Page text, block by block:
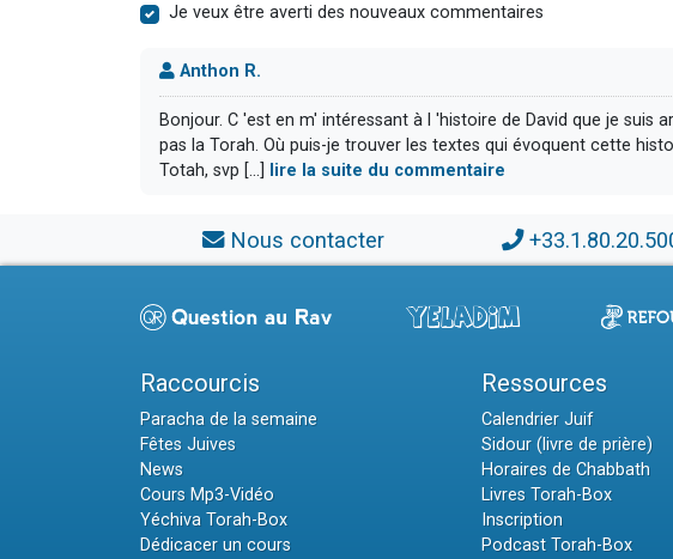
Je veux être averti des nouveaux commentaires
Anthon R.
Bonjour. C 'est en m' intéressant à l 'histoire de David que je suis
pas la Torah. Où puis-je trouver les textes qui évoquent cette
Totah, svp [...]
lire la suite du commentaire
Nous contacter
Raccourcis
Paracha de la semaine
Fêtes Juives
News
Cours Mp3-Vidéo
Yéchiva Torah-Box
Dédicacer un cours
Ressources
Calendrier Juif
Sidour (livre de prière)
Horaires de Chabbath
Livres Torah-Box
Inscription
Podcast Torah-Box